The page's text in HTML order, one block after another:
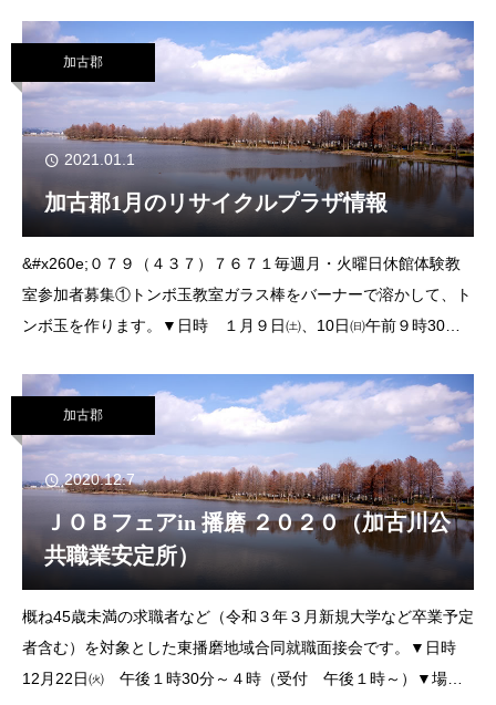
熱等受診・相談センター（加古川健康福祉事務所）
加古郡
2021.01.1
加古郡1月のリサイクルプラザ情報
&#x260e;０７９（４３７）７６７１毎週月・火曜日休館体験教
室参加者募集①トンボ玉教室ガラス棒をバーナーで溶かして、ト
ンボ玉を作ります。▼日時 １月９日㈯、10日㈰午前９時30分
回ひと家族４人まで▼
加古郡
2020.12.7
ＪＯＢフェアin 播磨 ２０２０（加古川公
共職業安定所）
概ね45歳未満の求職者など（令和３年３月新規大学など卒業予定
者含む）を対象とした東播磨地域合同就職面接会です。▼日時
12月22日㈫ 午後１時30分～４時（受付 午後１時～）▼場